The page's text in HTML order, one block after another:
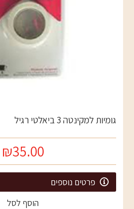
גומיות למקינטה 3 ביאלטי רגיל
₪35.00
פרטים נוספים
הוסף לסל